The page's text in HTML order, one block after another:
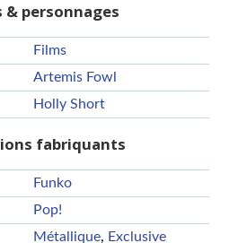
& personnages
Films
Artemis Fowl
Holly Short
fabriquants
Funko
Pop!
Métallique, Exclusive